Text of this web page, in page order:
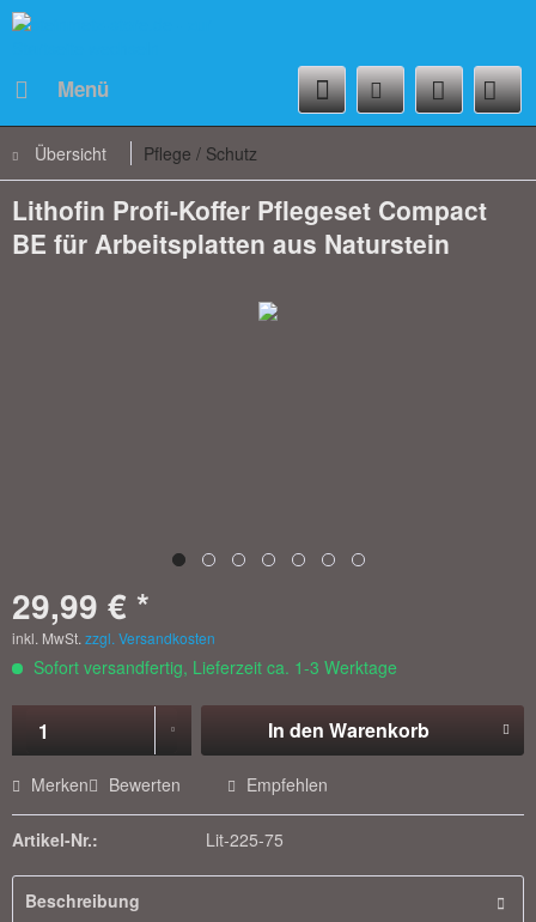
Menü
Übersicht Pflege / Schutz
Lithofin Profi-Koffer Pflegeset Compact
BE für Arbeitsplatten aus Naturstein
29,99 € *
inkl. MwSt. zzgl. Versandkosten
Sofort versandfertig, Lieferzeit ca. 1-3 Werktage
In den Warenkorb
Merken Bewerten Empfehlen
Artikel-Nr.: Lit-225-75
Beschreibung